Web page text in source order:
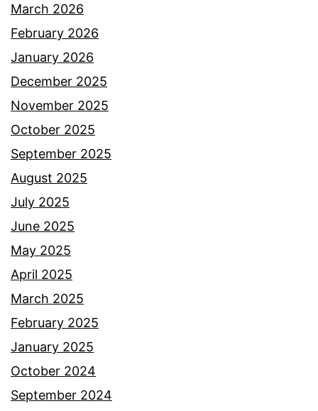
March 2026
February 2026
January 2026
December 2025
November 2025
October 2025
September 2025
August 2025
July 2025
June 2025
May 2025
April 2025
March 2025
February 2025
January 2025
October 2024
September 2024